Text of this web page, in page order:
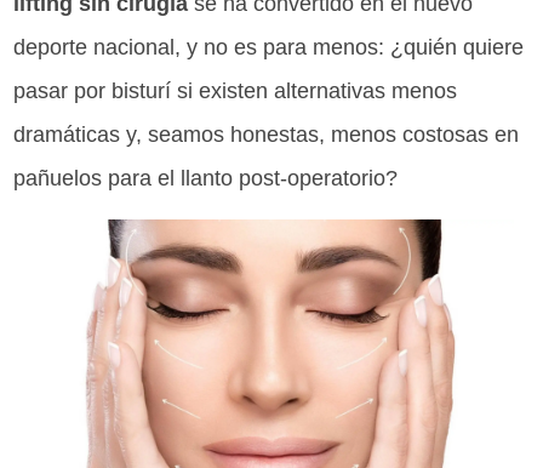
deporte nacional, y no es para menos: ¿quién quiere
pasar por bisturí si existen alternativas menos
dramáticas y, seamos honestas, menos costosas en
pañuelos para el llanto post-operatorio?